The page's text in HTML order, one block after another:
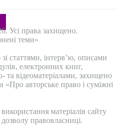
Усі права захищено.
теми»
статтями, інтерв’ю, описами
електронних книг,
та відеоматеріалами, захищено
«Про авторське право і суміжні
матеріалів сайту
правовласниці.